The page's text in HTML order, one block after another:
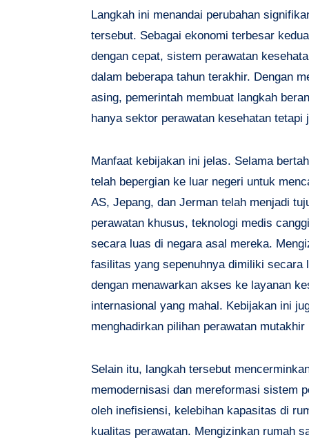
Langkah ini menandai perubahan
tersebut. Sebagai ekonomi terbesar
dengan cepat, sistem perawatan
dalam beberapa tahun terakhir. Dengan
asing, pemerintah membuat langkah
hanya sektor perawatan kesehatan
Manfaat kebijakan ini jelas. Selama
telah bepergian ke luar negeri untuk
AS, Jepang, dan Jerman telah menjadi
perawatan khusus, teknologi medis
secara luas di negara asal mereka.
fasilitas yang sepenuhnya dimiliki
dengan menawarkan akses ke layanan
internasional yang mahal. Kebijakan ini
menghadirkan pilihan perawatan
Selain itu, langkah tersebut
memodernisasi dan mereformasi sistem
oleh inefisiensi, kelebihan kapasitas di
kualitas perawatan. Mengizinkan rumah